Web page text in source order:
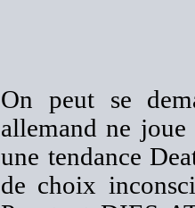
On peut se
allemand ne
une tendance
de choix